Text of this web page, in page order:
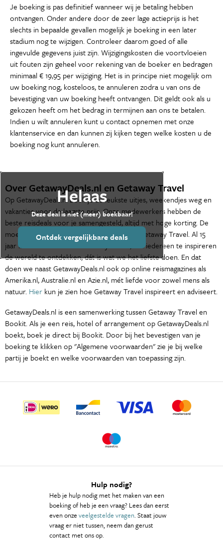
Je boeking is pas definitief wanneer wij je betaling hebben
ontvangen. Onder andere door de zeer lage actieprijs is het
slechts in bepaalde gevallen mogelijk je boeking in een later
stadium nog te wijzigen. Controleer daarom goed of alle
ingevulde gegevens juist zijn. Wijzigingskosten die voortvloeien
uit fouten zijn geheel voor rekening van de boeker en bedragen
minimaal € 19,95 per wijziging. Het is in principe niet mogelijk om
uw boeking nog, kosteloos, te annuleren zodra u van ons de
bevestiging van uw boeking heeft ontvangen. Dit geldt ook als u
gekozen heeft om het bedrag in termijnen aan ons te betalen.
Indien u wilt annuleren kunt u contact opnemen met onze
klantenservice en dan kunnen zij kijken tegen welke kosten u de
boeking nog kunt annuleren.
Helaas
Deze deal is niet (meer) boekbaar!
Ontdek vergelijkbare deals
Over GetawayDeals.nl en Getaway Travel
Op GetawayDeals.nl boek je de leukste uitjes, weekendjes weg en
vakanties voor de laagste prijs. Onze medewerkers hebben de
beste reisdeals voor je samengesteld, altijd met hoge korting. De
moederorganisatie van GetawayDeals.nl is Getaway Travel. Al 15
jaar is het de missie van Getaway Travel, om iedereen te inspireren
de wereld te ontdekken, dát is wat we het liefste doen. En dat
doen we naast GetawayDeals.nl ook op online reismagazines als
Amerika.nl, Australie.nl en Azie.nl, mét liefde voor zowel mens als
natuur. Hier kun je zien hoe Getaway Travel inspireert en adviseert.
GetawayDeals.nl is een samenwerking tussen Getaway Travel en
Bookit. Als je een reis, hotel of arrangement op GetawayDeals.nl
boekt, boek je direct bij Bookit. Door bij het bevestigen van je
boeking te klikken op "Algemene voorwaarden" zie je bij welke
partij je boekt en welke voorwaarden van toepassing zijn.
Hulp nodig?
Heb je hulp nodig met het maken van een
boeking of heb je een vraag? Lees dan eerst
even onze veelgestelde vragen. Staat jouw
vraag er niet tussen, neem dan gerust
contact met ons op.